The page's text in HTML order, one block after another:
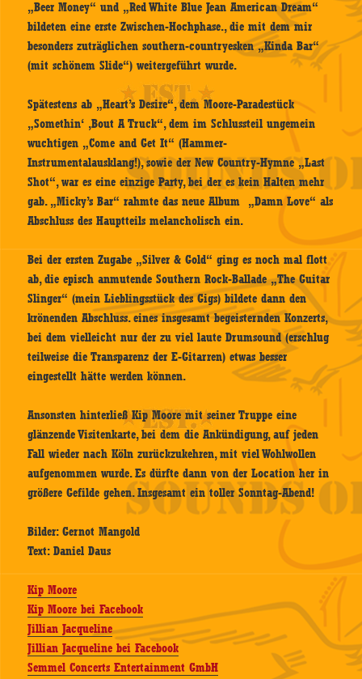
„Beer Money“ und „Red White Blue Jean American Dream“
bildeten eine erste Zwischen-Hochphase., die mit dem mir
besonders zuträglichen southern-countryesken „Kinda Bar“
(mit schönem Slide“) weitergeführt wurde.
Spätestens ab „Heart’s Desire“, dem Moore-Paradestück
„Somethin‘ ‚Bout A Truck“, dem im Schlussteil ungemein
wuchtigen „Come and Get It“ (Hammer-
Instrumentalausklang!), sowie der New Country-Hymne „Last
Shot“, war es eine einzige Party, bei der es kein Halten mehr
gab. „Micky’s Bar“ rahmte das neue Album „Damn Love“ als
Abschluss des Hauptteils melancholisch ein.
Bei der ersten Zugabe „Silver & Gold“ ging es noch mal flott
ab, die episch anmutende Southern Rock-Ballade „The Guitar
Slinger“ (mein Lieblingsstück des Gigs) bildete dann den
krönenden Abschluss. eines insgesamt begeisternden Konzerts,
bei dem vielleicht nur der zu viel laute Drumsound (erschlug
teilweise die Transparenz der E-Gitarren) etwas besser
eingestellt hätte werden können.
Ansonsten hinterließ Kip Moore mit seiner Truppe eine
glänzende Visitenkarte, bei dem die Ankündigung, auf jeden
Fall wieder nach Köln zurückzukehren, mit viel Wohlwollen
aufgenommen wurde. Es dürfte dann von der Location her in
größere Gefilde gehen. Insgesamt ein toller Sonntag-Abend!
Bilder: Gernot Mangold
Text: Daniel Daus
Kip Moore
Kip Moore bei Facebook
Jillian Jacqueline
Jillian Jacqueline bei Facebook
Semmel Concerts Entertainment GmbH